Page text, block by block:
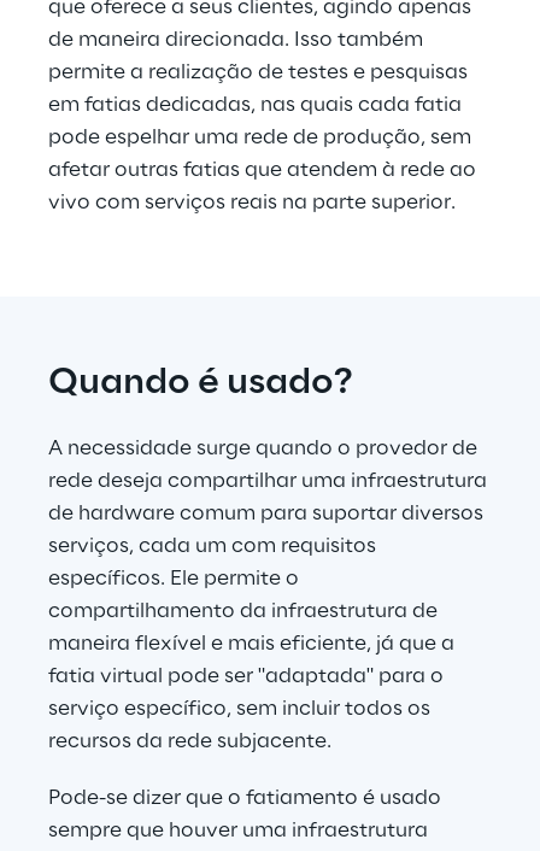
que oferece a seus clientes, agindo apenas
de maneira direcionada. Isso também
permite a realização de testes e pesquisas
em fatias dedicadas, nas quais cada fatia
pode espelhar uma rede de produção, sem
afetar outras fatias que atendem à rede ao
vivo com serviços reais na parte superior.
Quando é usado?
A necessidade surge quando o provedor de
rede deseja compartilhar uma infraestrutura
de hardware comum para suportar diversos
serviços, cada um com requisitos
específicos. Ele permite o
compartilhamento da infraestrutura de
maneira flexível e mais eficiente, já que a
fatia virtual pode ser "adaptada" para o
serviço específico, sem incluir todos os
recursos da rede subjacente.
Pode-se dizer que o fatiamento é usado
sempre que houver uma infraestrutura